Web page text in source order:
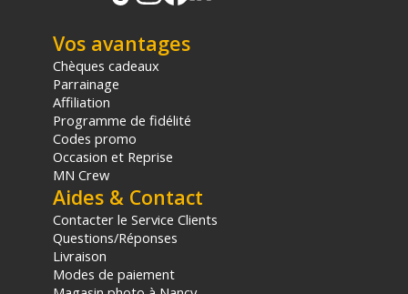
Vos avantages
Chèques cadeaux
Parrainage
Affiliation
Programme de fidélité
Codes promo
Occasion et Reprise
MN Crew
Aides & Contact
Contacter le Service Clients
Questions/Réponses
Livraison
Modes de paiement